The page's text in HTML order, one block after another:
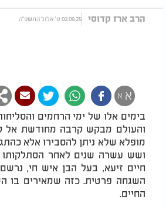
הרב ארז קדוסי 02.09.25 ט' אלול התשפ"ה
א א
בימים אלו של ימי הרחמים
והעולם מבקש קרבה מחודשת אל
מופלא שלא ניתן להסבירו אלא
ושש עשרה שנים לאחר הסתלקותו
חיים זיעא, בעל הבן איש חי,
השגחה פרטית. כזה שמאירים בו
החיים.